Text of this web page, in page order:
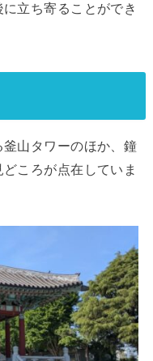
立ち寄ることができ
山タワーのほか、鐘
ころが点在していま